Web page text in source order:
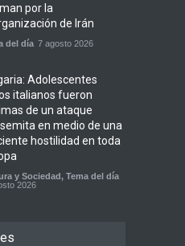
por la
de Irán
del día 7 agosto 2026
Adolescentes
italianos fueron
de un ataque
en medio de una
hostilidad en toda
y Sociedad, Tema del día
2026
después de que un